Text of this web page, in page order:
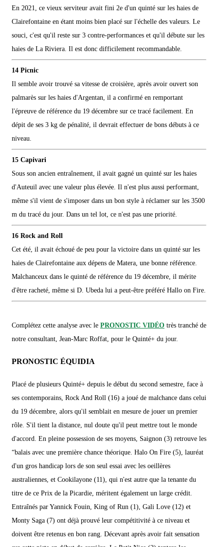
En 2021, ce vieux serviteur avait fini 2e d'un quinté sur les haies de
Clairefontaine en étant moins bien placé sur l'échelle des valeurs. Le
souci, c'est qu'il reste sur 3 contre-performances et qu'il débute sur les
haies de La Riviera. Il est donc difficilement recommandable.
14 Picnic
Il semble avoir trouvé sa vitesse de croisière, après avoir ouvert son
palmarès sur les haies d'Argentan, il a confirmé en remportant
l'épreuve de référence du 19 décembre sur ce tracé facilement. En
dépit de ses 3 kg de pénalité, il devrait effectuer de bons débuts à ce
niveau.
15 Capivari
Sous son ancien entraînement, il avait gagné un quinté sur les haies
d'Auteuil avec une valeur plus élevée. Il n'est plus aussi performant,
même s'il vient de s'imposer dans un bon style à réclamer sur les 3500
m du tracé du jour. Dans un tel lot, ce n'est pas une priorité.
16 Rock and Roll
Cet été, il avait échoué de peu pour la victoire dans un quinté sur les
haies de Clairefontaine aux dépens de Matera, une bonne référence.
Malchanceux dans le quinté de référence du 19 décembre, il mérite
d'être racheté, même si D. Ubeda lui a peut-être préféré Hallo on Fire.
Complétez cette analyse avec le PRONOSTIC VIDÉO très tranché de
notre consultant, Jean-Marc Roffat, pour le Quinté+ du jour.
PRONOSTIC ÉQUIDIA
Placé de plusieurs Quinté+ depuis le début du second semestre, face à
ses contemporains, Rock And Roll (16) a joué de malchance dans celui
du 19 décembre, alors qu'il semblait en mesure de jouer un premier
rôle. S'il tient la distance, nul doute qu'il peut mettre tout le monde
d'accord. En pleine possession de ses moyens, Saignon (3) retrouve les
“balais avec une première chance théorique. Halo On Fire (5), lauréat
d'un gros handicap lors de son seul essai avec les oeillères
australiennes, et Cookilayone (11), qui n'est autre que la tenante du
titre de ce Prix de la Picardie, méritent également un large crédit.
Entraînés par Yannick Fouin, King of Run (1), Gali Love (12) et
Monty Saga (7) ont déjà prouvé leur compétitivité à ce niveau et
doivent être retenus en bon rang. Décevant après avoir fait sensation